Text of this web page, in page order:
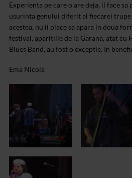
Experienta pe care o are deja, il face sa
usurinta genului diferit al fiecarei trupe
acestea, nu ii place sa apara in doua
festival, aparitiile de la Garana, atat cu
Blues Band, au fost o exceptie. In
Ema Nicola